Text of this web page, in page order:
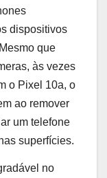
dispositivos
que
às vezes
o Pixel 10a, o
ao remover
um telefone
superfícies.
no